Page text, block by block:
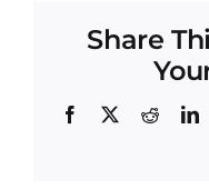
Share
Facebook
X Reddit